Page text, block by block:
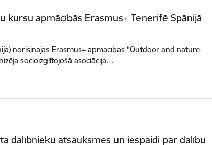
apmācībās Erasmus+ Tenerifē Spānijā
norisinājās Erasmus+ apmācības “Outdoor and nature-
socioizglītojošā asociācija…
dalībnieku atsauksmes un iespaidi par dalību